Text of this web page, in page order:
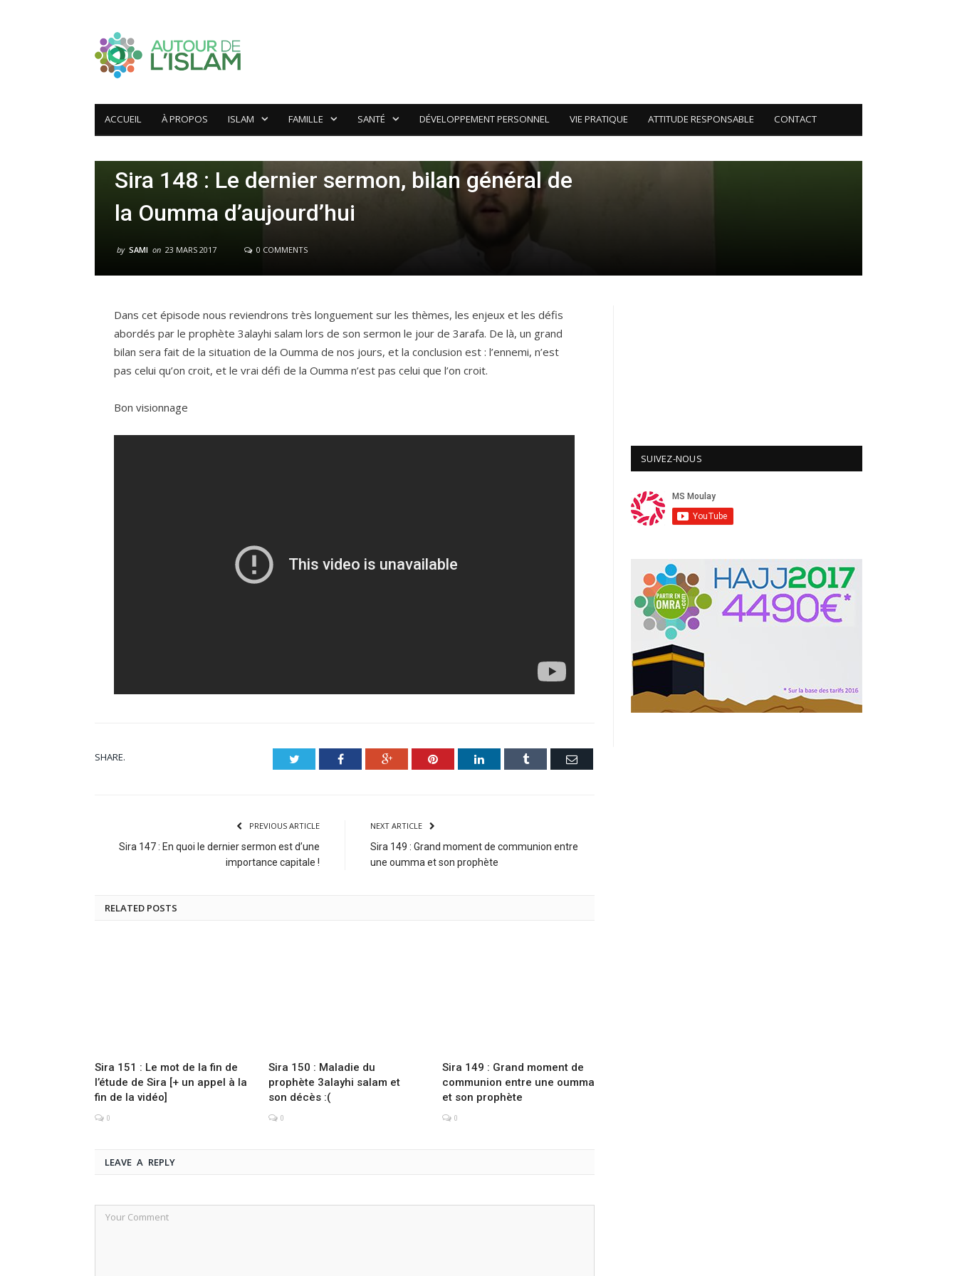
ACCUEIL À PROPOS ISLAM FAMILLE SANTÉ DÉVELOPPEMENT PERSONNEL VIE PRATIQUE ATTITUDE RESPONSABLE CONTACT
Sira 148 : Le dernier sermon, bilan général de
la Oumma d’aujourd’hui
by SAMI on 23 MARS 2017 0 COMMENTS
Dans cet épisode nous reviendrons très longuement sur les thèmes, les enjeux et les défis
abordés par le prophète 3alayhi salam lors de son sermon le jour de 3arafa. De là, un grand
bilan sera fait de la situation de la Oumma de nos jours, et la conclusion est : l’ennemi, n’est
pas celui qu’on croit, et le vrai défi de la Oumma n’est pas celui que l’on croit.
Bon visionnage
SHARE. Twitter Facebook Google+ Pinterest LinkedIn Tumblr Email
PREVIOUS ARTICLE
Sira 147 : En quoi le dernier sermon est d’une
importance capitale !
NEXT ARTICLE
Sira 149 : Grand moment de communion entre
une oumma et son prophète
RELATED POSTS
Sira 151 : Le mot de la fin de
l’étude de Sira [+ un appel à la
fin de la vidéo]
0
Sira 150 : Maladie du
prophète 3alayhi salam et
son décès :(
0
Sira 149 : Grand moment de
communion entre une oumma
et son prophète
0
LEAVE A REPLY
SUIVEZ-NOUS